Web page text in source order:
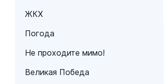
ЖКХ
Погода
Не проходите мимо!
Великая Победа